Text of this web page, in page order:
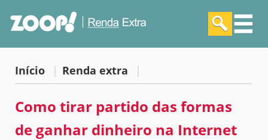
Início | Renda extra |
Como tirar partido das formas
de ganhar dinheiro na Internet